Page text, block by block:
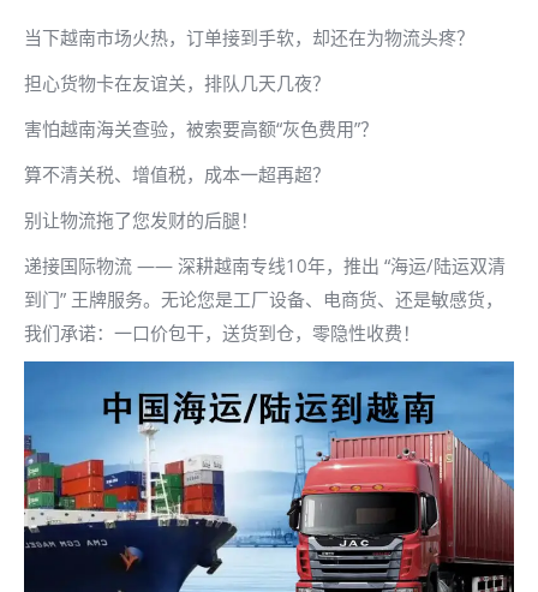
当下越南市场火热，订单接到手软，却还在为物流头疼？
担心货物卡在友谊关，排队几天几夜？
害怕越南海关查验，被索要高额“灰色费用”？
算不清关税、增值税，成本一超再超？
别让物流拖了您发财的后腿！
递接国际物流 —— 深耕越南专线10年，推出 “海运/陆运双清
到门” 王牌服务。无论您是工厂设备、电商货、还是敏感货，
我们承诺：一口价包干，送货到仓，零隐性收费！